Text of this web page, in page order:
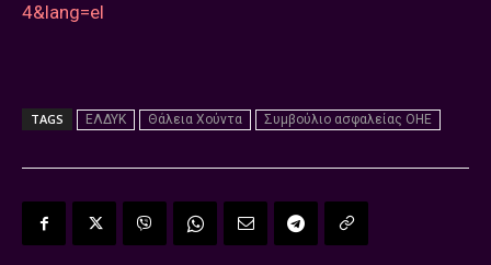
4&lang=el
TAGS ΕΛΔΥΚ Θάλεια Χούντα Συμβούλιο ασφαλείας ΟΗΕ